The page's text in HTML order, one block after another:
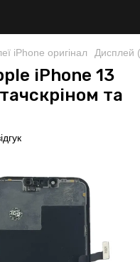
iPhone оригінал Дисплей
iPhone 13
та